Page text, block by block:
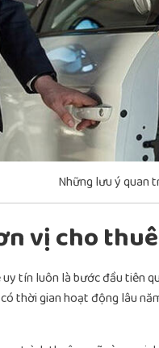
Những lưu ý quan
vị cho
tín luôn là bước đầu tiên
thời gian hoạt động lâu